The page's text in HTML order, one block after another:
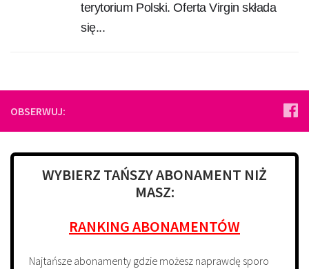
terytorium Polski. Oferta Virgin składa
się...
OBSERWUJ:
WYBIERZ TAŃSZY ABONAMENT NIŻ
MASZ:
RANKING ABONAMENTÓW
Najtańsze abonamenty gdzie możesz naprawdę sporo